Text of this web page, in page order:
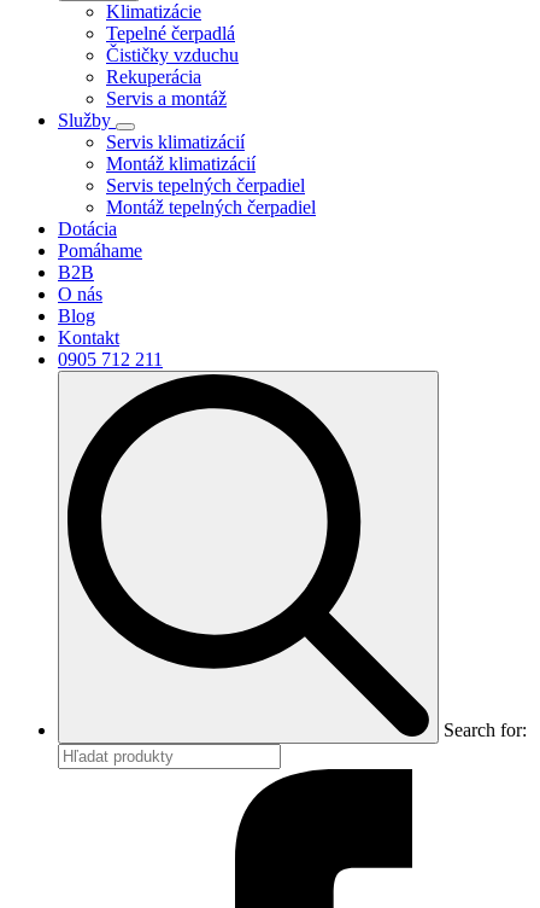
Klimatizácie
Tepelné čerpadlá
Čističky vzduchu
Rekuperácia
Servis a montáž
Služby
Servis klimatizácií
Montáž klimatizácií
Servis tepelných čerpadiel
Montáž tepelných čerpadiel
Dotácia
Pomáhame
B2B
O nás
Blog
Kontakt
0905 712 211
Search for: